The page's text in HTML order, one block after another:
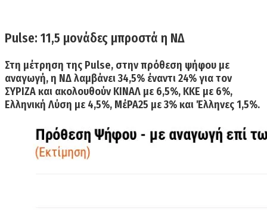
Pulse: 11,5 μονάδες μπροστά η ΝΔ
Στη μέτρηση της Pulse, στην πρόθεση ψήφου με
αναγωγή,η ΝΔ λαμβάνει 34,5% έναντι 24% για τον
ΣΥΡΙΖΑκαι ακολουθούν ΚΙΝΑΛ με 6,5%, ΚΚΕ με 6%,
Ελληνική Λύση με 4,5%, ΜέΡΑ25 με 3% και Έλληνες 1,5%.